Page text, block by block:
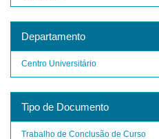
Departamento
Centro Universitário
Tipo de Documento
Trabalho de Conclusão de Curso